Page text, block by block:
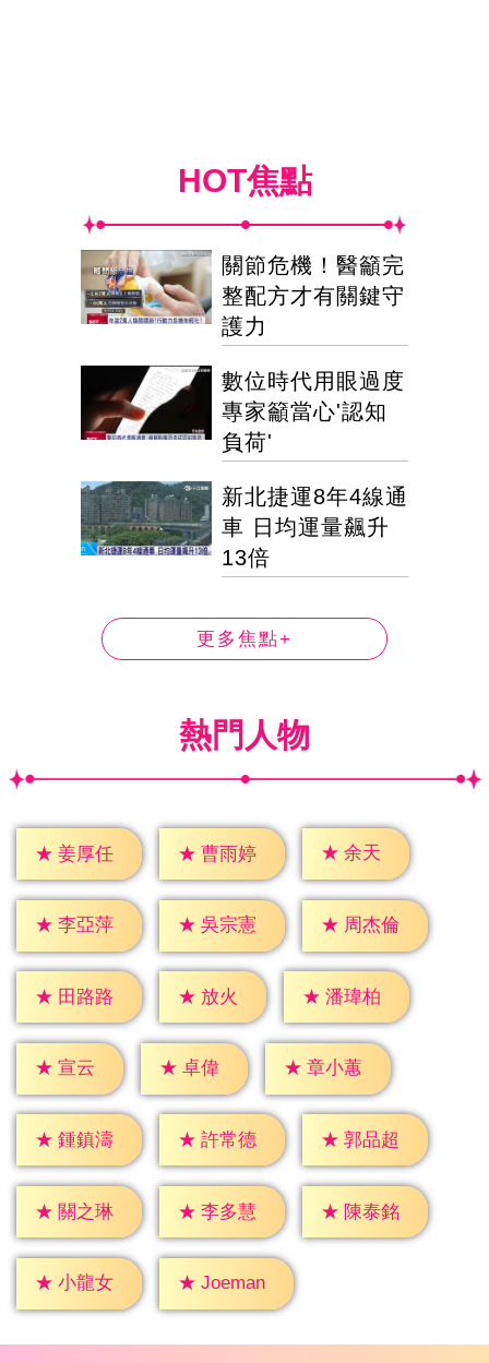
HOT焦點
關節危機！醫籲完
整配方才有關鍵守
護力
數位時代用眼過度
專家籲當心'認知
負荷'
新北捷運8年4線通
車 日均運量飆升
13倍
更多焦點+
熱門人物
★ 姜厚任 ★ 曹雨婷 ★ 余天
★ 李亞萍 ★ 吳宗憲 ★ 周杰倫
★ 田路路 ★ 放火 ★ 潘瑋柏
★ 宣云 ★ 卓偉 ★ 章小蕙
★ 鍾鎮濤 ★ 許常德 ★ 郭品超
★ 關之琳 ★ 李多慧 ★ 陳泰銘
★ 小龍女 ★ Joeman